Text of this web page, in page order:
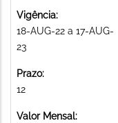
Vigência:
18-AUG-22 a 17-AUG-
23
Prazo:
12
Valor Mensal: